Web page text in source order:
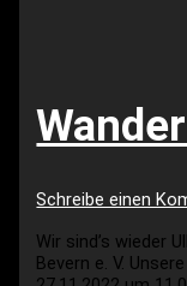
Schreibe einen
Wir sind’s wieder
Bevern e. V.